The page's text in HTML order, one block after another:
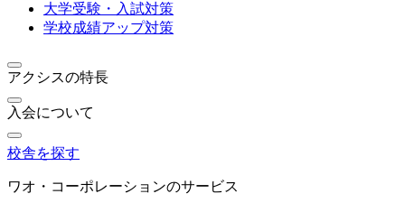
大学受験・入試対策
学校成績アップ対策
アクシスの特長
入会について
校舎を探す
ワオ・コーポレーションのサービス